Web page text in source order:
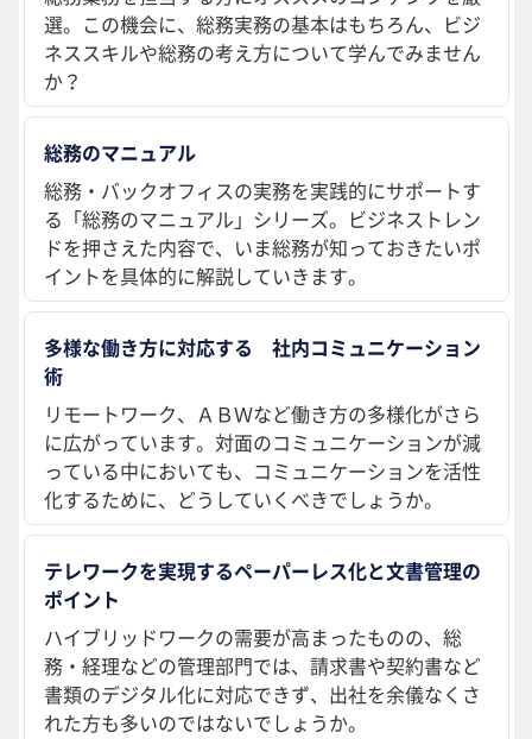
選。この機会に、総務実務の基本はもちろん、ビジ
ネススキルや総務の考え方について学んでみません
か？
総務のマニュアル
総務・バックオフィスの実務を実践的にサポートす
る「総務のマニュアル」シリーズ。ビジネストレン
ドを押さえた内容で、いま総務が知っておきたいポ
イントを具体的に解説していきます。
多様な働き方に対応する 社内コミュニケーション
術
リモートワーク、ＡＢＷなど働き方の多様化がさら
に広がっています。対面のコミュニケーションが減
っている中においても、コミュニケーションを活性
化するために、どうしていくべきでしょうか。
テレワークを実現するペーパーレス化と文書管理の
ポイント
ハイブリッドワークの需要が高まったものの、総
務・経理などの管理部門では、請求書や契約書など
書類のデジタル化に対応できず、出社を余儀なくさ
れた方も多いのではないでしょうか。